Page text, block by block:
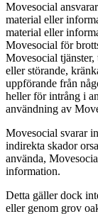
Movesocial
material eller
material eller
Movesocial för
Movesocial
eller störande,
uppförande från
heller för intrång i
användning av
Movesocial svarar
indirekta skador
använda,
information.
Detta gäller dock
eller genom grov